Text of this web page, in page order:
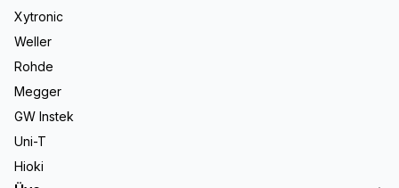
Xytronic
Weller
Rohde
Megger
GW Instek
Uni-T
Hioki